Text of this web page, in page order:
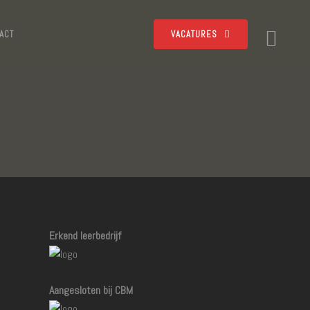
VACATURES
Erkend leerbedrijf
Aangesloten bij CBM